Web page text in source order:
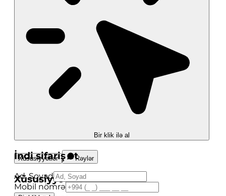
Bir klik ilə al
İndi sifariş et
Ad, Soyad
Mobil nömrə
Xüsusiyyətlər Rəylər
Xüsusiyyətlər